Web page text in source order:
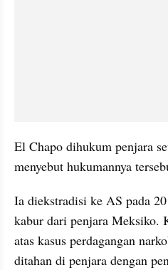
El Chapo dihukum penjara
menyebut hukumannya
Ia diekstradisi ke AS pada
kabur dari penjara Meksiko.
atas kasus perdagangan
ditahan di penjara dengan